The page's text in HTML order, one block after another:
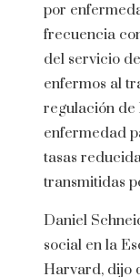
por
frecuencia
del servicio
enfermos al
regulación de
enfermedad
tasas
transmitidas
Daniel
social en la
Harvard, dijo